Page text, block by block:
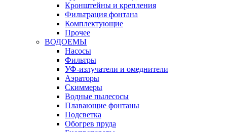
Кронштейны и крепления
Фильтрация фонтана
Комплектующие
Прочее
ВОДОЕМЫ
Насосы
Фильтры
УФ-излучатели и омеднители
Аэраторы
Cкиммеры
Водные пылесосы
Плавающие фонтаны
Подсветка
Обогрев пруда